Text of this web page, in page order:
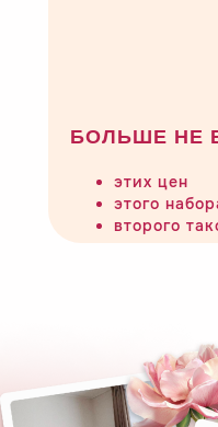
БОЛЬШЕ НЕ
этих цен
этого
второго